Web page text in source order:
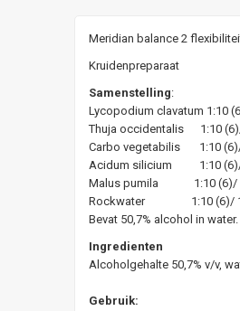
Meridian balance 2
Kruidenpreparaat
Samenstelling:
Lycopodium clavatum 1:10
Thuja occidentalis 1:10
Carbo vegetabilis 1:10 (6)/
Acidum silicium 1:10 (6)/
Malus pumila 1:10 (6)/
Rockwater 1:10 (6)/
Bevat 50,7% alcohol in water.
Ingredienten
Alcoholgehalte 50,7% v/v,
Gebruik: